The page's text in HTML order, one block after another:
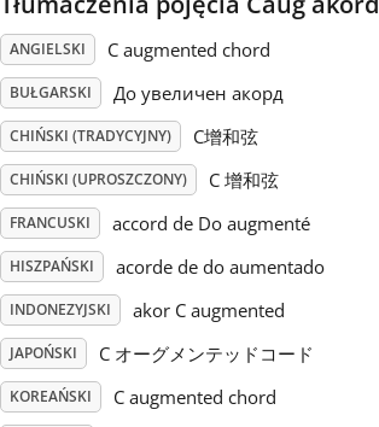
Português
Русский
Svenska
Tiếng Việt
Türkçe
ANGIELSKI C augmented chord
BUŁGARSKI До увеличен акорд
CHIŃSKI (TRADYCYJNY) C增和弦
CHIŃSKI (UPROSZCZONY) C 增和弦
FRANCUSKI accord de Do augmenté
HISZPAŃSKI acorde de do aumentado
INDONEZYJSKI akor C augmented
JAPOŃSKI C オーグメンテッドコード
KOREAŃSKI C augmented chord